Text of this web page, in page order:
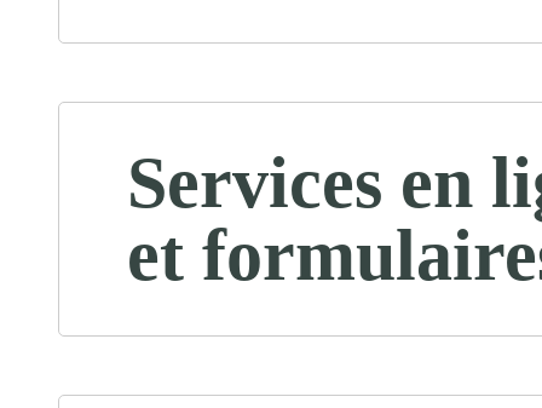
Services en
et